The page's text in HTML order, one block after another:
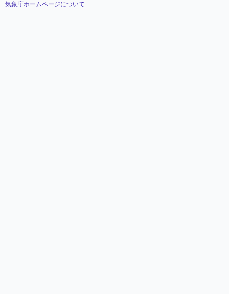
気象庁ホームページについて